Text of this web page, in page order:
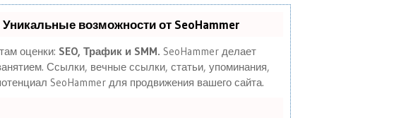
возможности от SeoHammer
оценки: SEO, Трафик и SMM. SeoHammer делает
Ссылки, вечные ссылки, статьи, упоминания,
SeoHammer для продвижения вашего сайта.